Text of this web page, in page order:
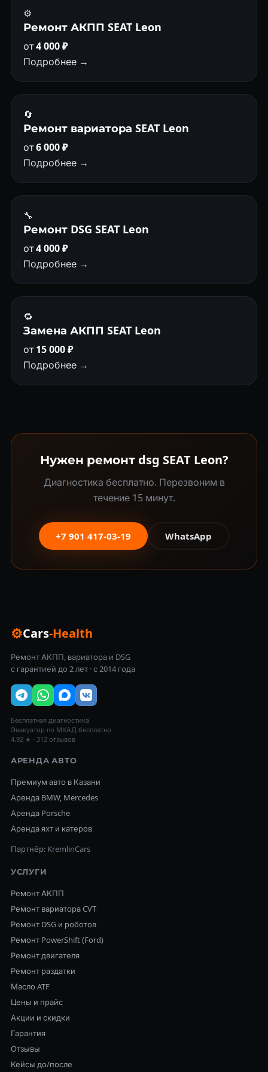
⚙️
Ремонт АКПП SEAT Leon
от4 000 ₽
Подробнее →
🔄
Ремонт вариатора SEAT Leon
от6 000 ₽
Подробнее →
🔧
Ремонт DSG SEAT Leon
от4 000 ₽
Подробнее →
🔁
Замена АКПП SEAT Leon
от15 000 ₽
Подробнее →
Нужен ремонт dsg SEAT Leon?
Диагностика бесплатно. Перезвоним в
течение 15 минут.
+7 901 417-03-19 WhatsApp
⚙Cars-Health
Ремонт АКПП, вариатора и DSG
с гарантией до 2 лет · с 2014 года
Бесплатная диагностика
Эвакуатор по МКАД бесплатно
4.92 ★ · 312 отзывов
АРЕНДА АВТО
Премиум авто в Казани
Аренда BMW, Mercedes
Аренда Porsche
Аренда яхт и катеров
Партнёр: KremlinCars
УСЛУГИ
Ремонт АКПП
Ремонт вариатора CVT
Ремонт DSG и роботов
Ремонт PowerShift (Ford)
Ремонт двигателя
Ремонт раздатки
Масло ATF
Цены и прайс
Акции и скидки
Гарантия
Отзывы
Кейсы до/после